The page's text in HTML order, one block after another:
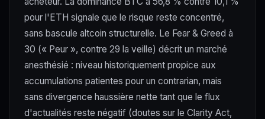
pour l'ETH signale que le risque reste concentré,
sans bascule altcoin structurelle. Le Fear & Greed à
30 (« Peur », contre 29 la veille) décrit un marché
anesthésié : niveau historiquement propice aux
accumulations patientes pour un contrarian, mais
sans divergence haussière nette tant que le flux
d'actualités reste négatif (doutes sur le Clarity Act,